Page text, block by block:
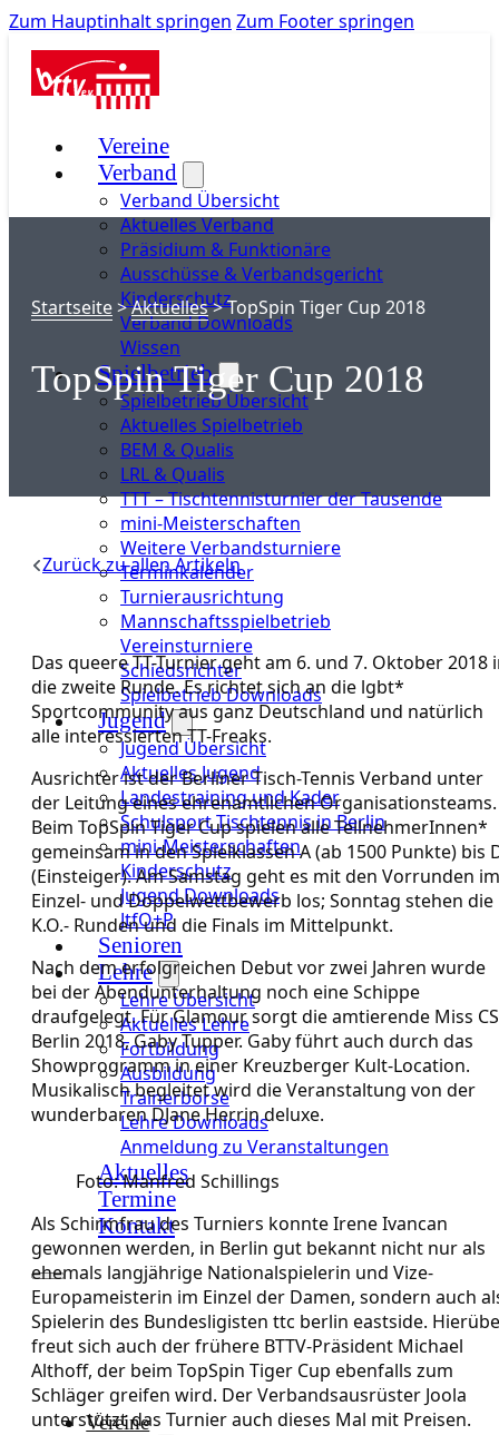
Zum Hauptinhalt springen Zum Footer springen
Vereine
Verband
Verband Übersicht
Aktuelles Verband
Präsidium & Funktionäre
Ausschüsse & Verbandsgericht
Kinderschutz
Verband Downloads
Wissen
Spielbetrieb
Spielbetrieb Übersicht
Aktuelles Spielbetrieb
BEM & Qualis
LRL & Qualis
TTT – Tischtennisturnier der Tausende
mini-Meisterschaften
Weitere Verbandsturniere
Terminkalender
Turnierausrichtung
Mannschaftsspielbetrieb
Vereinsturniere
Schiedsrichter
Spielbetrieb Downloads
Jugend
Jugend Übersicht
Aktuelles Jugend
Landestraining und Kader
Schulsport Tischtennis in Berlin
mini-Meisterschaften
Kinderschutz
Jugend Downloads
JtfO+P
Senioren
Lehre
Lehre Übersicht
Aktuelles Lehre
Fortbildung
Ausbildung
Trainerbörse
Lehre Downloads
Anmeldung zu Veranstaltungen
Aktuelles
Termine
Kontakt
Vereine
Startseite>Aktuelles>TopSpin Tiger Cup 2018
TopSpin Tiger Cup 2018
Zurück zu allen Artikeln
Das queere TT-Turnier geht am 6. und 7. Oktober 2018
die zweite Runde. Es richtet sich an die lgbt*
Sportcommunity aus ganz Deutschland und natürlich
alle interessierten TT-Freaks.
Ausrichter ist der Berliner Tisch-Tennis Verband unter
der Leitung eines ehrenamtlichen Organisationsteams.
Beim TopSpin Tiger Cup spielen alle TeilnehmerInnen*
gemeinsam in den Spielklassen A (ab 1500 Punkte) bis
(Einsteiger). Am Samstag geht es mit den Vorrunden im
Einzel- und Doppelwettbewerb los; Sonntag stehen die
K.O.- Runden und die Finals im Mittelpunkt.
Nach dem erfolgreichen Debut vor zwei Jahren wurde
bei der Abendunterhaltung noch eine Schippe
draufgelegt. Für Glamour sorgt die amtierende Miss
Berlin 2018, Gaby Tupper. Gaby führt auch durch das
Showprogramm in einer Kreuzberger Kult-Location.
Musikalisch begleitet wird die Veranstaltung von der
wunderbaren DJane Herrin deluxe.
Foto: Manfred Schillings
Als Schirmfrau des Turniers konnte Irene Ivancan
gewonnen werden, in Berlin gut bekannt nicht nur als
ehemals langjährige Nationalspielerin und Vize-
Europameisterin im Einzel der Damen, sondern auch
Spielerin des Bundesligisten ttc berlin eastside.
freut sich auch der frühere BTTV-Präsident Michael
Althoff, der beim TopSpin Tiger Cup ebenfalls zum
Schläger greifen wird. Der Verbandsausrüster Joola
unterstützt das Turnier auch dieses Mal mit Preisen.